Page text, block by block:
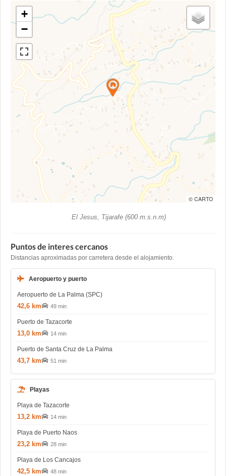
+
−
© CARTO
El Jesus, Tijarafe (600 m.s.n.m)
Puntos de interes cercanos
Distancias aproximadas por carretera desde el alojamiento.
Aeropuerto y puerto
Aeropuerto de La Palma (SPC)
42,6 km 49 min
Puerto de Tazacorte
13,0 km 14 min
Puerto de Santa Cruz de La Palma
43,7 km 51 min
Playas
Playa de Tazacorte
13,2 km 14 min
Playa de Puerto Naos
23,2 km 28 min
Playa de Los Cancajos
42,5 km 48 min